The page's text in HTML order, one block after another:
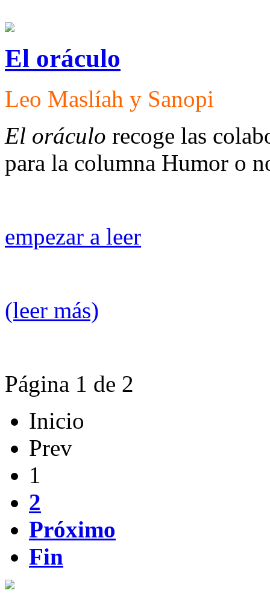
El oráculo
Leo Maslíah y Sanopi
El oráculo recoge las
para la columna Humor o
empezar a leer
(leer más)
Página 1 de 2
Inicio
Prev
1
2
Próximo
Fin